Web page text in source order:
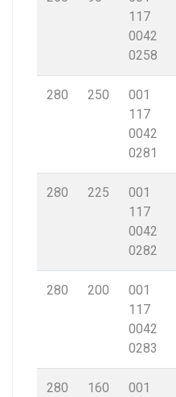
117
0042
0258
280 250
001
117
0042
0281
280 225
001
117
0042
0282
280 200
001
117
0042
0283
280 160
001